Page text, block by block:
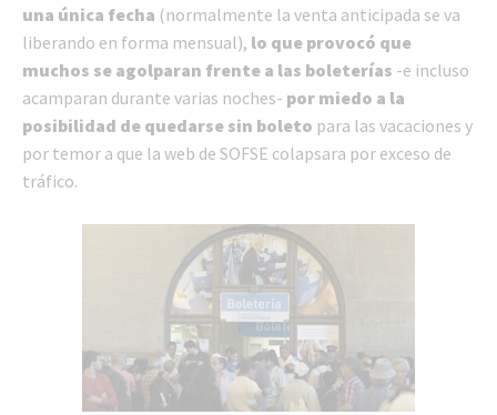
una única fecha (normalmente la venta anticipada se va
liberando en forma mensual), lo que provocó que
muchos se agolparan frente a las boleterías -e incluso
acamparan durante varias noches- por miedo a la
posibilidad de quedarse sin boleto para las vacaciones y
por temor a que la web de SOFSE colapsara por exceso de
tráfico.